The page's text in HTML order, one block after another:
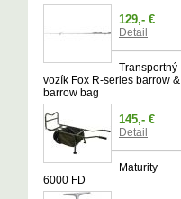
129,- €
Detail
Transportný
vozík Fox R-series barrow &
barrow bag
145,- €
Detail
Maturity
6000 FD